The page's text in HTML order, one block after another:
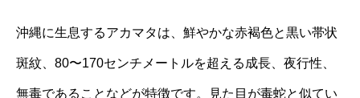
沖縄に生息するアカマタは、鮮やかな赤褐色と黒い帯状
斑紋、80〜170センチメートルを超える成長、夜行性、
無毒であることなどが特徴です。見た目が毒蛇と似てい